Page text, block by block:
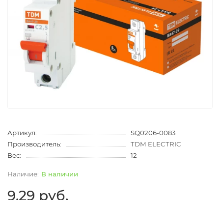
Артикул:
SQ0206-0083
Производитель:
TDM ELECTRIC
Вес:
12
В наличии
9.29 руб.